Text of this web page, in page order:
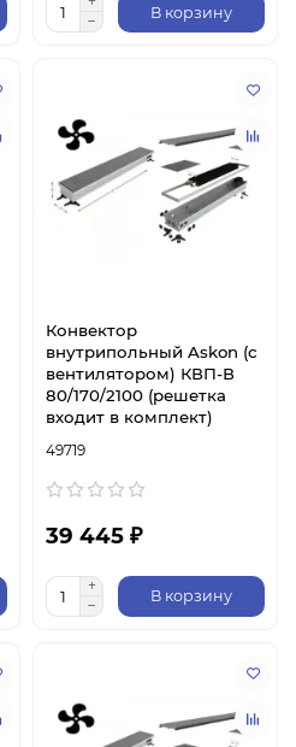
В корзину
Конвектор
внутрипольный Askon (с
вентилятором) КВП-В
80/170/2100 (решетка
входит в комплект)
49719
39 445 ₽
В корзину